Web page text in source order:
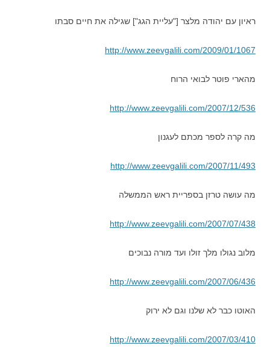
ראיון עם יהודה מלצר ["עליית הגג"] שגילה את חיים סבתו
http://www.zeevgalili.com/2009/01/1067
מהארי פוטר לבואי הרוח
http://www.zeevgalili.com/2007/12/536
מה קרה לספר מכתם לעגנון
http://www.zeevgalili.com/2007/11/493
מה עושה טרזן בספריית ראש הממשלה
http://www.zeevgalili.com/2007/07/438
מלוב נגולו מלך זולו ועד מורה נבוכים
http://www.zeevgalili.com/2007/06/436
האוטו כבר לא שלנו וגם לא ירוק
http://www.zeevgalili.com/2007/03/410